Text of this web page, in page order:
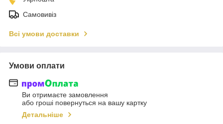
Самовивіз
Всі умови доставки
Умови оплати
Ви отримаєте замовлення
або гроші повернуться на вашу картку
Детальніше